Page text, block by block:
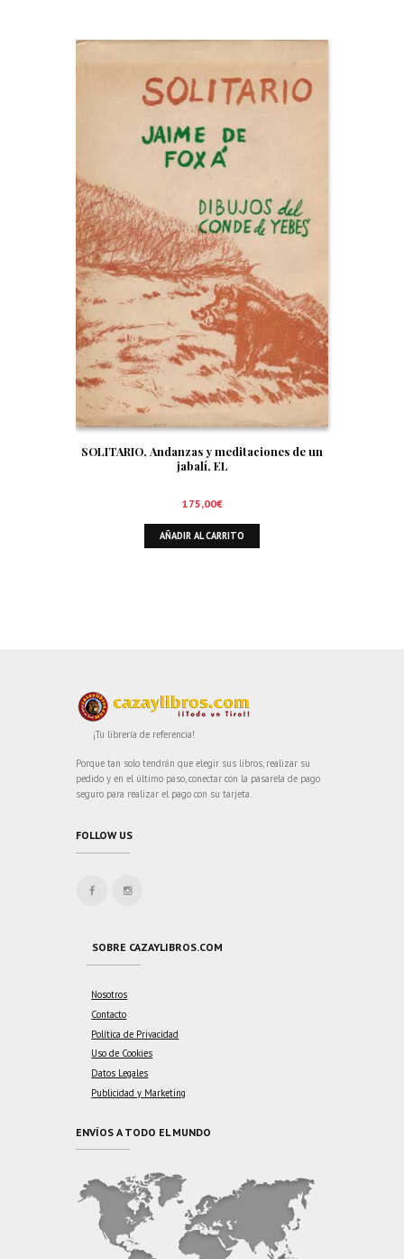
SOLITARIO, Andanzas y meditaciones de un
jabalí, EL
175,00€
AÑADIR AL CARRITO
¡Tu librería de referencia!
Porque tan solo tendrán que elegir sus libros, realizar su
pedido y en el último paso, conectar con la pasarela de pago
seguro para realizar el pago con su tarjeta.
FOLLOW US
SOBRE CAZAYLIBROS.COM
Nosotros
Contacto
Política de Privacidad
Uso de Cookies
Datos Legales
Publicidad y Marketing
ENVÍOS A TODO EL MUNDO